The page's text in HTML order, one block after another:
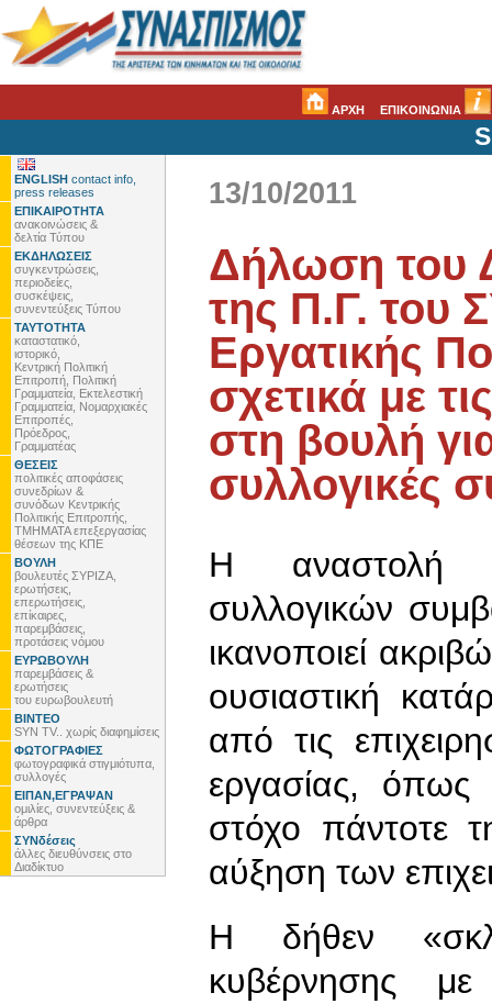
ΑΡΧΗ ΕΠΙΚΟΙΝΩΝΙΑ
ENGLISH contact info,
press releases
ΕΠΙΚΑΙΡΟΤΗΤΑ
ανακοινώσεις &
δελτία Τύπου
ΕΚΔΗΛΩΣΕΙΣ
συγκεντρώσεις,
περιοδείες,
συσκέψεις,
συνεντεύξεις Τύπου
ΤΑΥΤΟΤΗΤΑ
καταστατικό,
ιστορικό,
Κεντρική Πολιτική
Επιτροπή, Πολιτική
Γραμματεία, Εκτελεστική
Γραμματεία, Νομαρχιακές
Επιτροπές,
Πρόεδρος,
Γραμματέας
ΘΕΣΕΙΣ
πολιτικές αποφάσεις
συνεδρίων &
συνόδων Κεντρικής
Πολιτικής Επιτροπής,
ΤΜΗΜΑΤΑ επεξεργασίας
θέσεων της ΚΠΕ
ΒΟΥΛΗ
βουλευτές ΣΥΡΙΖΑ,
ερωτήσεις,
επερωτήσεις,
επίκαιρες,
παρεμβάσεις,
προτάσεις νόμου
ΕΥΡΩΒΟΥΛΗ
παρεμβάσεις &
ερωτήσεις
του ευρωβουλευτή
ΒΙΝΤΕΟ
SYN TV.. χωρίς διαφημίσεις
ΦΩΤΟΓΡΑΦΙΕΣ
φωτογραφικά στιγμιότυπα,
συλλογές
ΕΙΠΑΝ,ΕΓΡΑΨΑΝ
ομιλίες, συνεντεύξεις &
άρθρα
ΣΥΝδέσεις
άλλες διευθύνσεις στο
Διαδίκτυο
13/10/2011
Δήλωση του
της Π.Γ. του
Εργατικής
σχετικά με
στη βουλή
συλλογικές
Η αναστολή
συλλογικών
ικανοποιεί
ουσιαστική
από τις
εργασίας, όπως
στόχο πάντοτε
αύξηση των
Η δήθεν
κυβέρνησης